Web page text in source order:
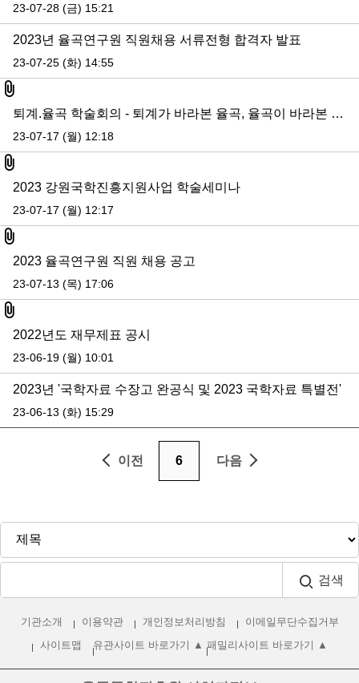
23-07-28 (금) 15:21
2023년 율곡연구원 직원채용 서류전형 합격자 발표
23-07-25 (화) 14:55
첨부파일
퇴계.율곡 학술회의 - 퇴계가 바라본 율곡, 율곡이 바라본 퇴계
23-07-17 (월) 12:18
첨부파일
2023 강원국학진흥지원사업 학술세미나
23-07-17 (월) 12:17
첨부파일
2023 율곡연구원 직원 채용 공고
23-07-13 (목) 17:06
첨부파일
2022년도 재무제표 공시
23-06-19 (월) 10:01
2023년 '국학자료 수장고 완공식 및 2023 국학자료 특별전'
23-06-13 (화) 15:29
이전 6 다음
검색
기관소개 이용약관 개인정보처리방침
이메일무단수집거부
사이트맵
유관사이트 바로가기 ▲ 패밀리사이트 바로가기 ▲